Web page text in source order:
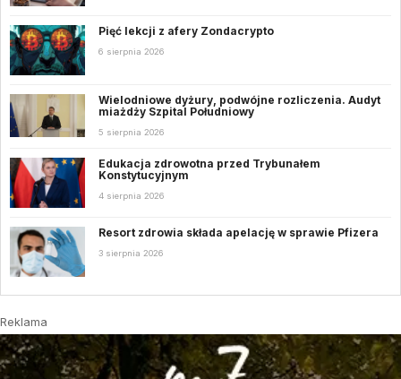
Pięć lekcji z afery Zondacrypto
6 sierpnia 2026
Wielodniowe dyżury, podwójne rozliczenia. Audyt
miażdży Szpital Południowy
5 sierpnia 2026
Edukacja zdrowotna przed Trybunałem
Konstytucyjnym
4 sierpnia 2026
Resort zdrowia składa apelację w sprawie Pfizera
3 sierpnia 2026
Reklama